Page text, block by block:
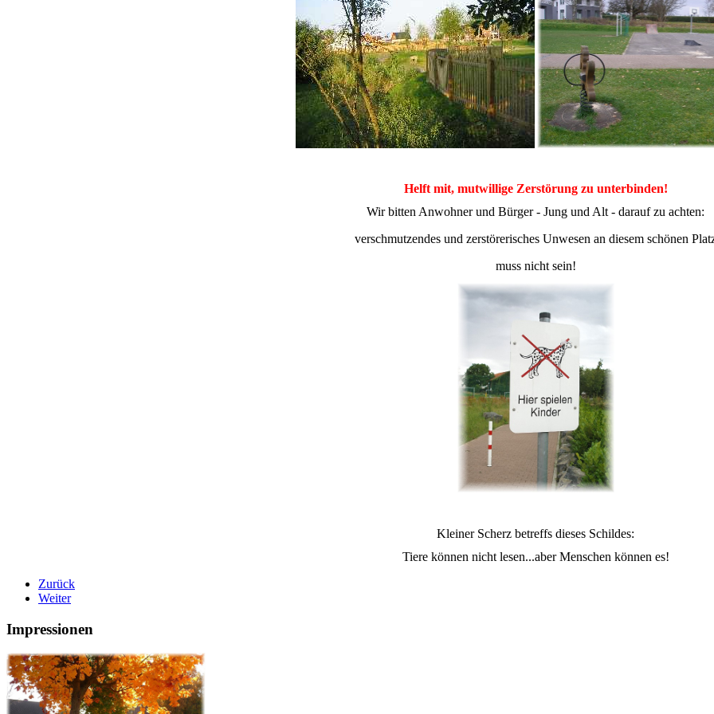
Helft mit, mutwillige Zerstörung zu unterbinden!
Wir bitten Anwohner und Bürger - Jung und Alt - darauf zu achten:
verschmutzendes und zerstörerisches Unwesen an diesem schönen
muss nicht sein!
Kleiner Scherz betreffs dieses Schildes:
Tiere können nicht lesen...aber Menschen können es!
Zurück
Weiter
Impressionen